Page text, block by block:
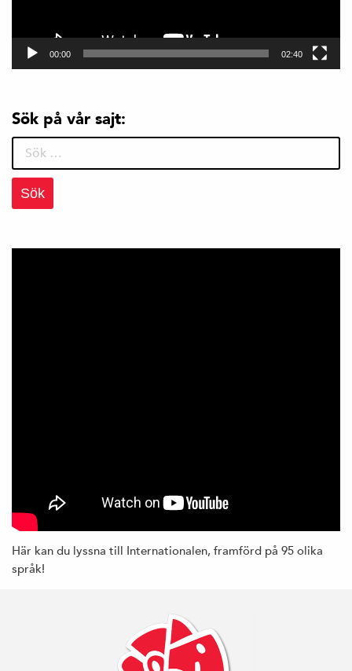
00:00 02:40
Sök på vår sajt:
Sök
efter:
Här kan du lyssna till Internationalen, framförd på 95 olika
språk!